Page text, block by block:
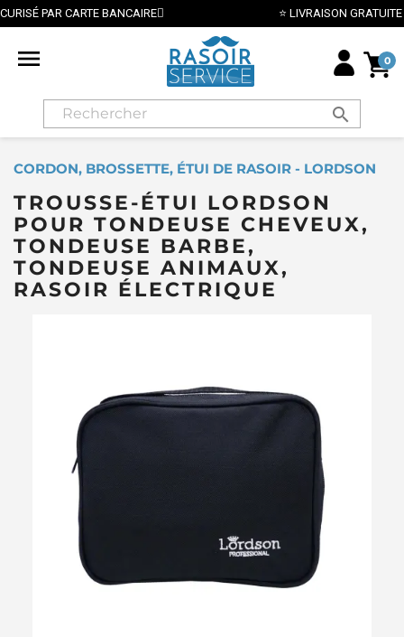
⭐ LIVRAISON GRATUITE EN FRANCE
 0
search
CORDON, BROSSETTE, ÉTUI DE RASOIR - LORDSON
TROUSSE-ÉTUI LORDSON
POUR TONDEUSE CHEVEUX,
TONDEUSE BARBE,
TONDEUSE ANIMAUX,
RASOIR ÉLECTRIQUE